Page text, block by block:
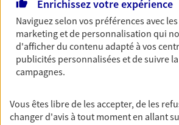
Retraite
Préparez sereinement ce
votre vie avec les conseils d'un
notre solution PER (Plan Epargne
spécialement conçue pour la
Découvrir l'offre Retraite
Enrichissez votre expérience
Naviguez selon vos préférences avec les
marketing et de personnalisation qui
d'afficher du contenu adapté à vos
publicités personnalisées et de suivre
campagnes.
Vous êtes libre de les accepter, de les
changer d'avis à tout moment en allant